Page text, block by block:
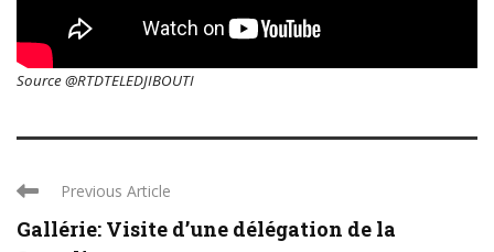
Source @RTDTELEDJIBOUTI
Previous Article
Gallérie: Visite d’une délégation de la